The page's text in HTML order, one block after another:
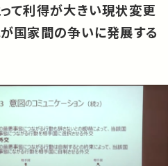
って利得が大きい現状変更
が国家間の争いに発展する